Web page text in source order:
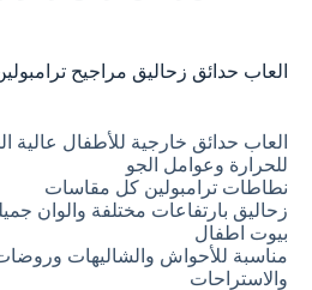
العاب حدائق زحاليق مراجيح
العاب حدائق خارجية للأطفال عالية
للحرارة وعوامل الجو
نطاطات ترامبولين كل مقاسات
زحاليق بارتفاعات مختلفة والوان
بيوت اطفال
مناسبة للأحواش والشاليهات
والاستراحات